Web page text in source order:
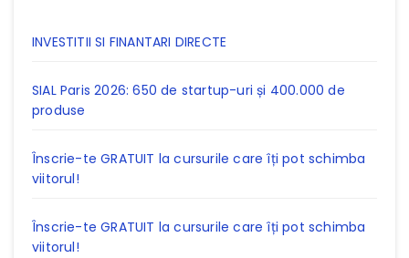
INVESTITII SI FINANTARI DIRECTE
SIAL Paris 2026: 650 de startup-uri și 400.000 de
produse
Înscrie-te GRATUIT la cursurile care îți pot schimba
viitorul!
Înscrie-te GRATUIT la cursurile care îți pot schimba
viitorul!